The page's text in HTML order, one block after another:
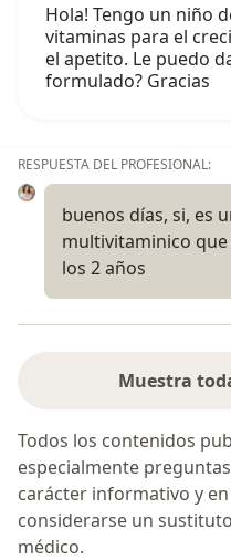
Hola! Tengo un niño
vitaminas para el
el apetito. Le puedo
formulado? Gracias
RESPUESTA DEL PROFESIONAL:
buenos días, si, es
multivitaminico
los 2 años
Muestra
Todos los contenidos
especialmente
carácter informativo y
considerarse un
médico.